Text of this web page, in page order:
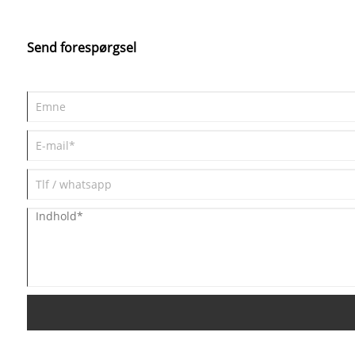
Send forespørgsel